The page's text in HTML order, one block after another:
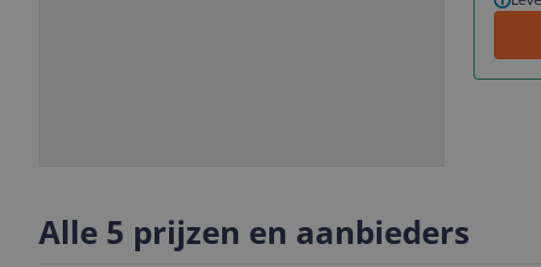
Alle 5 prijzen en aanbieders